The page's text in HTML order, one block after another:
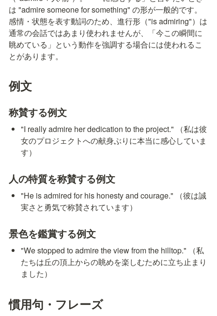
は "admire someone for something" の形が一般的です。
感情・状態を表す動詞のため、進行形（"is admiring"）は
通常の会話ではあまり使われませんが、「今この瞬間に
眺めている」という動作を強調する場合には使われるこ
とがあります。
例文
称賛する例文
"I really admire her dedication to the project." （私は彼
女のプロジェクトへの献身ぶりに本当に感心していま
す）
人の特質を称賛する例文
"He is admired for his honesty and courage." （彼は誠
実さと勇気で称賛されています）
景色を鑑賞する例文
"We stopped to admire the view from the hilltop." （私
たちは丘の頂上からの眺めを楽しむために立ち止まり
ました）
慣用句・フレーズ